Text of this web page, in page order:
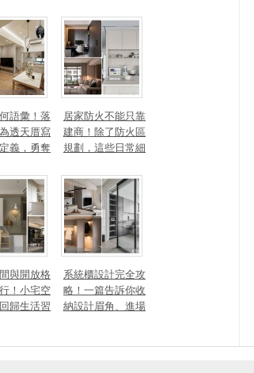
場？
有風靡全球的軟裝
家具推薦
語彙！落
透天厝寫
義，勇奪
際大獎
居家防火不能只靠
建商！除了防火區
規劃，這些日常細
與開放格
！小宅空
歸生活習
系統櫃設計完全攻
略！一篇告訴你收
納設計眉角、進場